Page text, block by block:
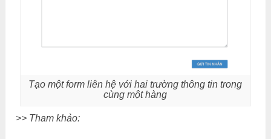
Tạo một form liên hệ với hai trường thông tin trong
cùng một hàng
>> Tham khảo: